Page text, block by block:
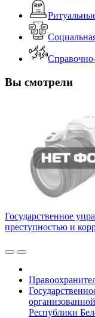
Вы смотрели
Государственное
преступностью и
Республики